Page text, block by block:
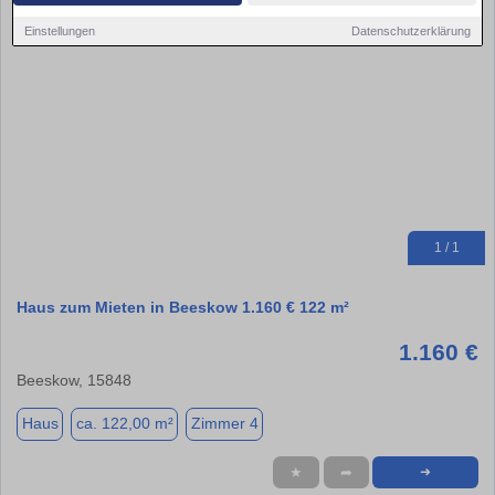
Einstellungen Datenschutzerklärung
1 / 1
Haus zum Mieten in Beeskow 1.160 € 122 m²
1.160 €
Beeskow, 15848
Haus ca. 122,00 m² Zimmer 4
★ ➦ ➜